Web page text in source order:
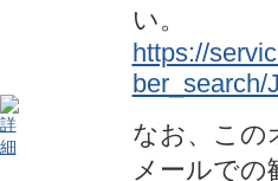
い。
https://
ber_search/
なお、この
メールでの